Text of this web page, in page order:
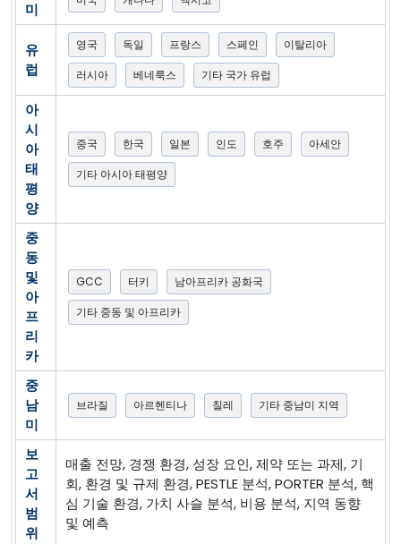
미
유
럽
영국 독일 프랑스 스페인
이탈리아
러시아
베네룩스 기타 국가 유럽
아
시
아
태
평
양
중국 한국 일본 인도 호주
아세안
기타 아시아 태평양
중
동
및
아
프
리
카
GCC 터키
남아프리카 공화국
기타 중동 및 아프리카
중
남
미
브라질 아르헨티나 칠레 기타 중남미 지역
보
고
서
범
위
매출 전망, 경쟁 환경, 성장 요인, 제약 또는 과제, 기
회, 환경 및 규제 환경, PESTLE 분석, PORTER 분석, 핵
심 기술 환경, 가치 사슬 분석, 비용 분석, 지역 동향
및 예측